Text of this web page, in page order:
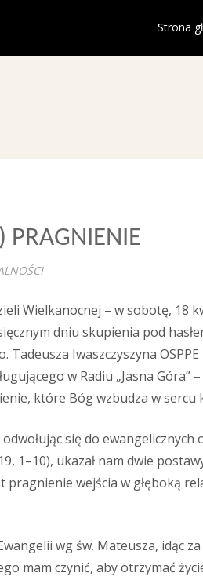
Strona
PRAGNIENIE
Wielkanocnej – w sobotę, 18
dniu skupienia pod
Tadeusza Iwaszczyszyna
w Radiu „Jasna
które Bóg wzbudza w sercu
się do
1–10), ukazał nam dwie
wejścia w głęboką
wg św. Mateusza, idąc
mam czynić, aby otrzymać